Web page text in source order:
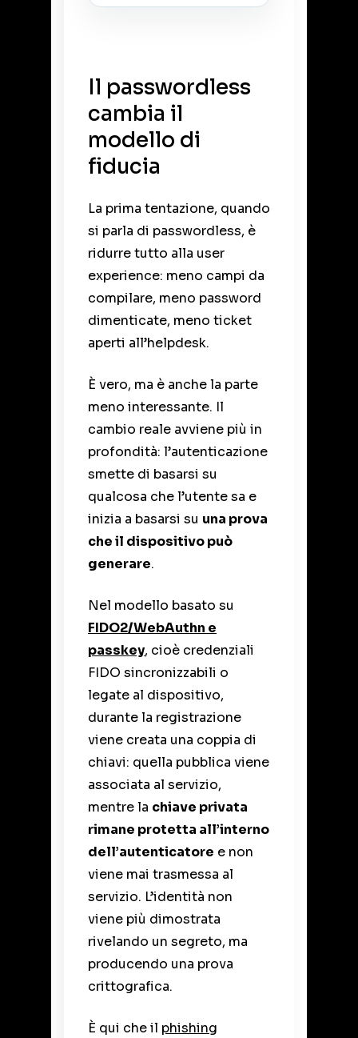
Il passwordless
cambia il
modello di
fiducia
La prima tentazione, quando
si parla di passwordless, è
ridurre tutto alla user
experience: meno campi da
compilare, meno password
dimenticate, meno ticket
aperti all’helpdesk.
È vero, ma è anche la parte
meno interessante. Il
cambio reale avviene più in
profondità: l’autenticazione
smette di basarsi su
qualcosa che l’utente sa e
inizia a basarsi su una prova
che il dispositivo può
generare.
Nel modello basato su
FIDO2/WebAuthn e
passkey, cioè credenziali
FIDO sincronizzabili o
legate al dispositivo,
durante la registrazione
viene creata una coppia di
chiavi: quella pubblica viene
associata al servizio,
mentre la chiave privata
rimane protetta all’interno
dell’autenticatore e non
viene mai trasmessa al
servizio. L’identità non
viene più dimostrata
rivelando un segreto, ma
producendo una prova
crittografica.
È qui che il phishing